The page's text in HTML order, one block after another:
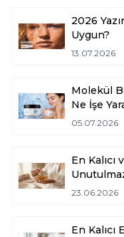
2026
Uygun?
13.07.2026
Molekül
Ne İşe
05.07.2026
En
23.06.2026
En